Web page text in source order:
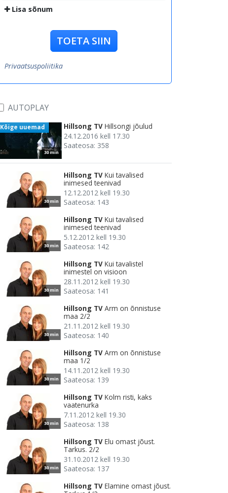
Lisa sõnum
TOETA SIIN
Privaatsuspoliitika
AUTOPLAY
30 min
Kõige uuemad Hillsong TV Hillsongi jõulud
24.12.2016 kell 17.30
Saateosa: 358
30 min
Hillsong TV Kui tavalised
inimesed teenivad
12.12.2012 kell 19.30
Saateosa: 143
30 min
Hillsong TV Kui tavalised
inimesed teenivad
5.12.2012 kell 19.30
Saateosa: 142
30 min
Hillsong TV Kui tavalistel
inimestel on visioon
28.11.2012 kell 19.30
Saateosa: 141
30 min
Hillsong TV Arm on õnnistuse
maa 2/2
21.11.2012 kell 19.30
Saateosa: 140
30 min
Hillsong TV Arm on õnnistuse
maa 1/2
14.11.2012 kell 19.30
Saateosa: 139
30 min
Hillsong TV Kolm risti, kaks
vaatenurka
7.11.2012 kell 19.30
Saateosa: 138
30 min
Hillsong TV Elu omast jõust.
Tarkus. 2/2
31.10.2012 kell 19.30
Saateosa: 137
Hillsong TV Elamine omast jõust.